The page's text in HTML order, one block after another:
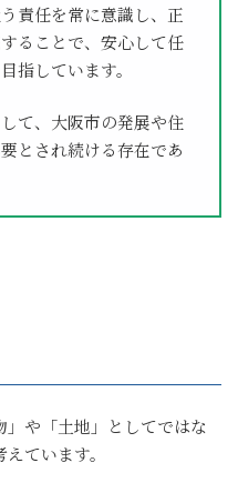
責任を常に意識し、正
ることで、安心して任
指しています。
て、大阪市の発展や住
とされ続ける存在であ
や「土地」としてではな
ています。